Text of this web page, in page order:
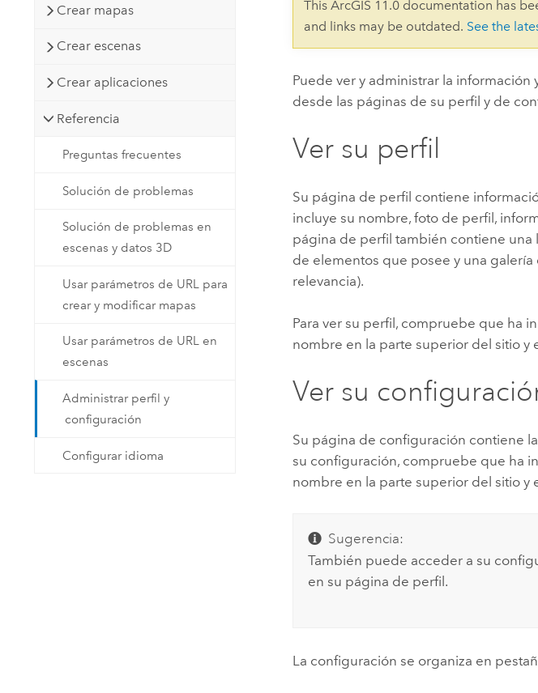
Crear aplicaciones de
análisis espacial
Recursos Naturales
Todos los sectores
Crear mapas
Crear escenas
Crear aplicaciones
Referencia
Preguntas frecuentes
Solución de problemas
Solución de problemas en
escenas y datos 3D
Usar parámetros de URL para
crear y modificar mapas
Usar parámetros de URL en
escenas
Administrar perfil y
configuración
Configurar idioma
This ArcGIS 11.0 documentation has
and links may be outdated. See the
Puede ver y administrar la
desde las páginas de su perfil y de
Ver su perfil
Su página de perfil contiene
incluye su nombre, foto de perfil,
página de perfil también contiene
de elementos que posee y una
relevancia).
Para ver su perfil, compruebe que ha
nombre en la parte superior del sitio y
Ver su
Su página de configuración contiene
su configuración, compruebe que ha
nombre en la parte superior del sitio y
Sugerencia:
También puede acceder a su
en su página de perfil.
La configuración se organiza en